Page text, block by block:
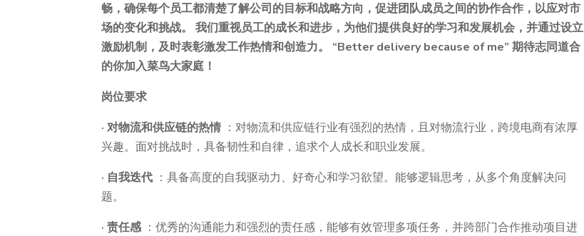
畅，确保每个员工都清楚了解公司的目标和战略方向，促进团队成员之间的协作合作，以应对市
场的变化和挑战。 我们重视员工的成长和进步，为他们提供良好的学习和发展机会，并通过设立
激励机制，及时表彰激发工作热情和创造力。 “Better delivery because of me” 期待志同道合
的你加入菜鸟大家庭！
岗位要求
· 对物流和供应链的热情 ：对物流和供应链行业有强烈的热情，且对物流行业，跨境电商有浓厚
兴趣。面对挑战时，具备韧性和自律，追求个人成长和职业发展。
· 自我迭代 ：具备高度的自我驱动力、好奇心和学习欲望。能够逻辑思考，从多个角度解决问
题。
· 责任感 ：优秀的沟通能力和强烈的责任感，能够有效管理多项任务，并跨部门合作推动项目进